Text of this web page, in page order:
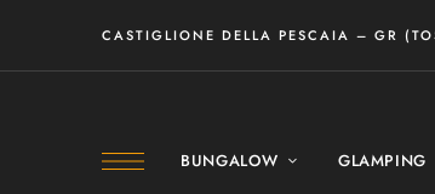
CASTIGLIONE DELLA PESCAIA – GR
BUNGALOW GLAMPING